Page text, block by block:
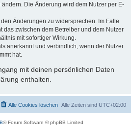
Die Änderung wird dem Nutzer per E-
Änderungen zu widersprechen. Im Falle
das zwischen dem Betreiber und dem Nutzer
mit sofortiger Wirkung.
anerkannt und verbindlich, wenn der Nutzer
hat.
mit deinen persönlichen Daten
enthalten.
Alle Zeiten sind UTC+02:00
Alle Cookies löschen
® Forum Software © phpBB Limited